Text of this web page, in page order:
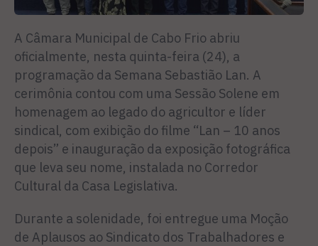
A Câmara Municipal de Cabo Frio abriu
oficialmente, nesta quinta-feira (24), a
programação da Semana Sebastião Lan. A
cerimônia contou com uma Sessão Solene em
homenagem ao legado do agricultor e líder
sindical, com exibição do filme “Lan – 10 anos
depois” e inauguração da exposição fotográfica
que leva seu nome, instalada no Corredor
Cultural da Casa Legislativa.
Durante a solenidade, foi entregue uma Moção
de Aplausos ao Sindicato dos Trabalhadores e